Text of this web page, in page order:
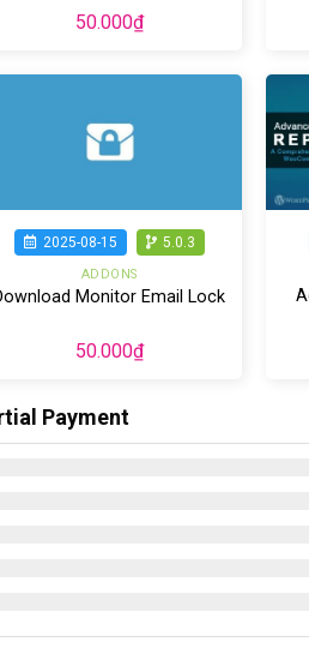
50.000₫
2025-08-15 5.0.3
ADDONS
Monitor Email Lock
50.000₫
Payment